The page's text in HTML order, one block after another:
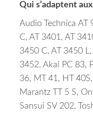
Qui s’adaptent
Audio Technica AT
C, AT 3401, AT
3450 C, AT 3450 L,
3452, Akai PC 83,
36, MT 41, HT
Marantz TT 5 S,
Sansui SV 202,